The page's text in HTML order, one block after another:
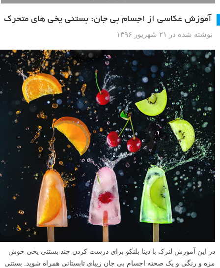
هنگامی که مردم در مورد عکاسی از اجسام بی جان صحبت می کنند، معمولا
یک چیز صاف و آرام، بی حرکت و کلاسیک را تصور می کنند – مانند صحنه
های صبحانه نقاشی شده توسط ویلم هدا (Willem Heda). اما عکس های پویا
با فنجان های واژگون شده، قطرات قهوه پاشیده در هوا، و یک آشپزخانه
شلوغ و درهم و برهم نیز تصاویر اجسام بی جان عالی ایجاد می کنند. اضافه